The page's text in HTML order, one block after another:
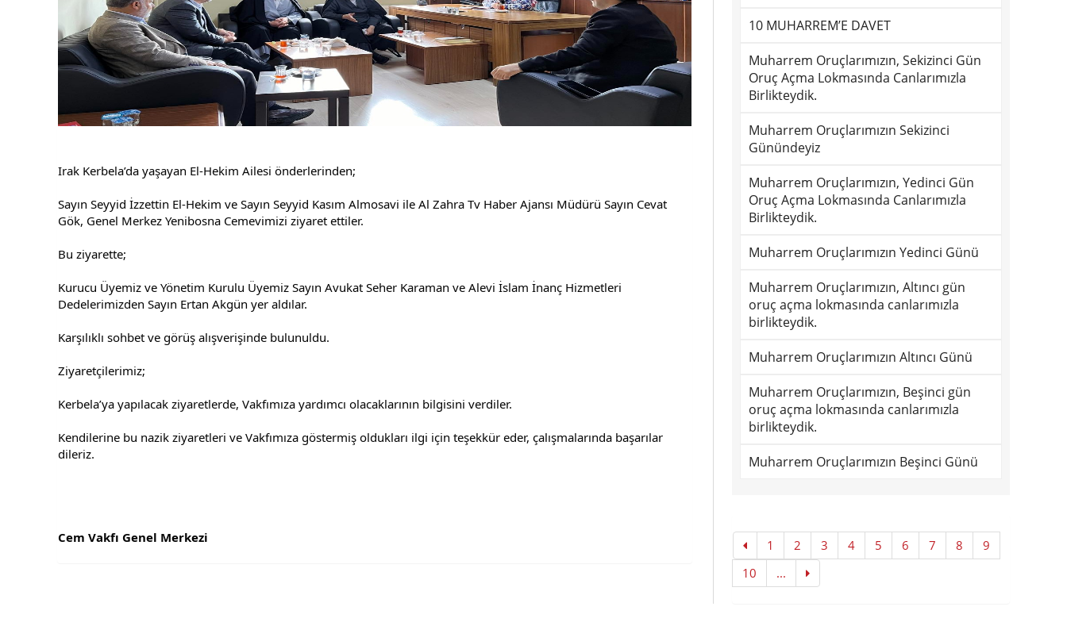
Irak Kerbela’da yaşayan El-Hekim Ailesi önderlerinden;
Sayın Seyyid İzzettin El-Hekim ve Sayın Seyyid Kasım Almosavi ile Al Zahra Tv Haber Ajansı Müdürü Sayın Cevat
Gök, Genel Merkez Yenibosna Cemevimizi ziyaret ettiler.
Bu ziyarette;
Kurucu Üyemiz ve Yönetim Kurulu Üyemiz Sayın Avukat Seher Karaman ve Alevi İslam İnanç Hizmetleri
Dedelerimizden Sayın Ertan Akgün yer aldılar.
Karşılıklı sohbet ve görüş alışverişinde bulunuldu.
Ziyaretçilerimiz;
Kerbela’ya yapılacak ziyaretlerde, Vakfımıza yardımcı olacaklarının bilgisini verdiler.
Kendilerine bu nazik ziyaretleri ve Vakfımıza göstermiş oldukları ilgi için teşekkür eder, çalışmalarında başarılar
dileriz.
Cem Vakfı Genel Merkezi
10 MUHARREM’E DAVET
Muharrem Oruçlarımızın, Sekizinci Gün
Oruç Açma Lokmasında Canlarımızla
Birlikteydik.
Muharrem Oruçlarımızın Sekizinci
Günündeyiz
Muharrem Oruçlarımızın, Yedinci Gün
Oruç Açma Lokmasında Canlarımızla
Birlikteydik.
Muharrem Oruçlarımızın Yedinci Günü
Muharrem Oruçlarımızın, Altıncı gün
oruç açma lokmasında canlarımızla
birlikteydik.
Muharrem Oruçlarımızın Altıncı Günü
Muharrem Oruçlarımızın, Beşinci gün
oruç açma lokmasında canlarımızla
birlikteydik.
Muharrem Oruçlarımızın Beşinci Günü
1 2 3 4 5 6 7 8
9
10
...